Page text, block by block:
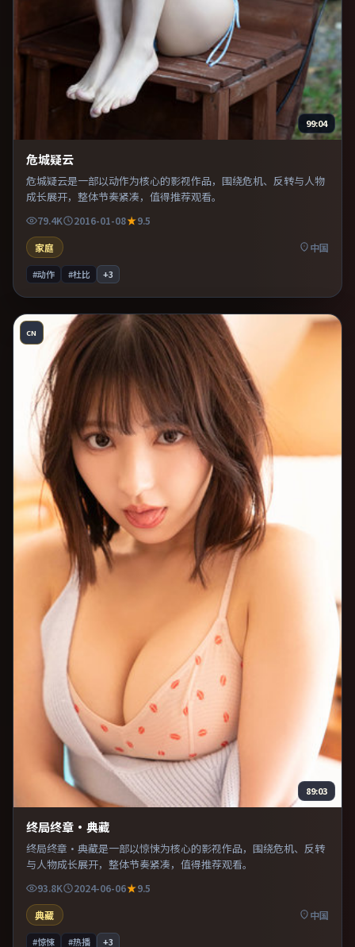
99:04
危城疑云
危城疑云是一部以动作为核心的影视作品，围绕危机、反转与人物
成长展开，整体节奏紧凑，值得推荐观看。
79.4K 2016-01-08
9.5
家庭
中国
#动作 #杜比 +3
CN
89:03
终局终章·典藏
终局终章·典藏是一部以惊悚为核心的影视作品，围绕危机、反转
与人物成长展开，整体节奏紧凑，值得推荐观看。
93.8K 2024-06-06
9.5
典藏
中国
#惊悚 #热播 +3